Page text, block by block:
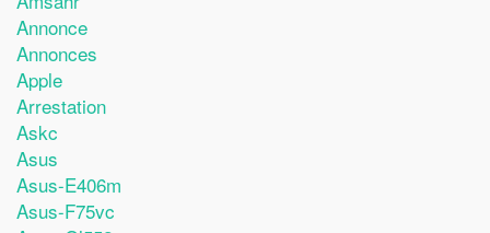
Annonce
Annonces
Apple
Arrestation
Askc
Asus
Asus-E406m
Asus-F75vc